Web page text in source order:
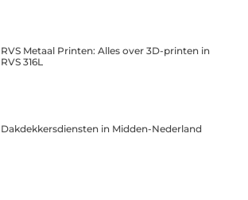
RVS Metaal Printen: Alles over 3D-printen in
RVS 316L
Dakdekkersdiensten in Midden-Nederland